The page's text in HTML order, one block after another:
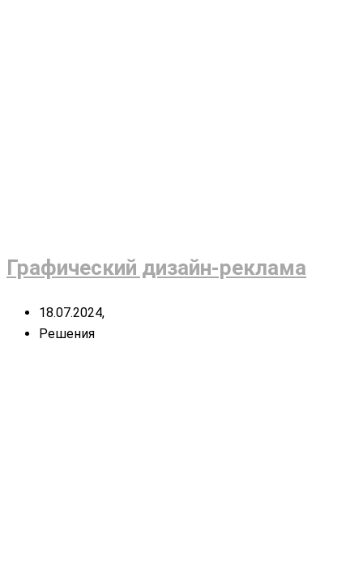
Графический дизайн-реклама
18.07.2024,
Решения